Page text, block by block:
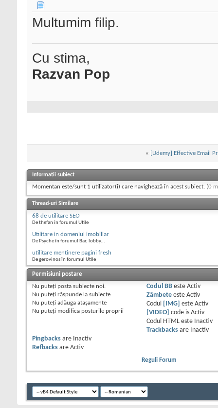
Multumim filip.
Cu stima,
Razvan Pop
« [Udemy] Effective Email
Informații subiect
Momentan este/sunt 1 utilizator(i) care navighează în acest subiect. (0
Thread-uri Similare
68 de utilitare SEO
De thefan în forumul Utile
Utilitare in domeniul imobiliar
De Psyche în forumul Bar, lobby...
utilitare mentinere pagini fresh
De gerovinos în forumul Utile
Permisiuni postare
Nu puteţi posta subiecte noi.
Nu puteţi răspunde la subiecte
Nu puteţi adăuga ataşamente
Nu puteţi modifica posturile proprii
Codul BBeste Activ
Zâmbeteeste Activ
Codul
[IMG] este Activ
[VIDEO] code is Activ
Codul HTML este
Inactiv
Trackbacksare
Inactiv
Pingbacks are
Inactiv
Refbacks are Activ
Reguli Forum